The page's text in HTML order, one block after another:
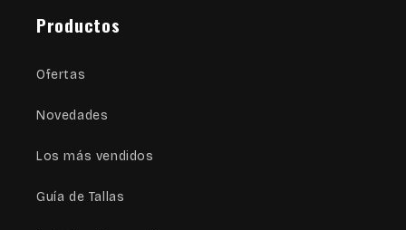
Productos
Ofertas
Novedades
Los más vendidos
Guía de Tallas